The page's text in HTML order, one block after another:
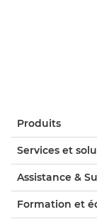
Produits
Services et
Assistance &
Formation et